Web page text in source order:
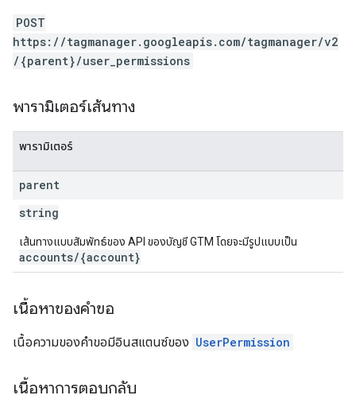
POST
https://tagmanager.googleapis.com/tagmanager/v2
/{parent}/user_permissions
พารามิเตอร์เส้นทาง
พารามิเตอร์
parent
string
เส้นทางแบบสัมพัทธ์ของ API ของบัญชี GTM โดยจะมีรูปแบบเป็น
accounts/{account}
เนื้อหาของคำขอ
เนื้อความของคำขอมีอินสแตนซ์ของ UserPermission
เนื้อหาการตอบกลับ